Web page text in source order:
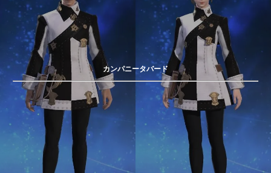
カンパニータバード